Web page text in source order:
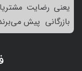
یعنی رضایت
بازرگانی پیش